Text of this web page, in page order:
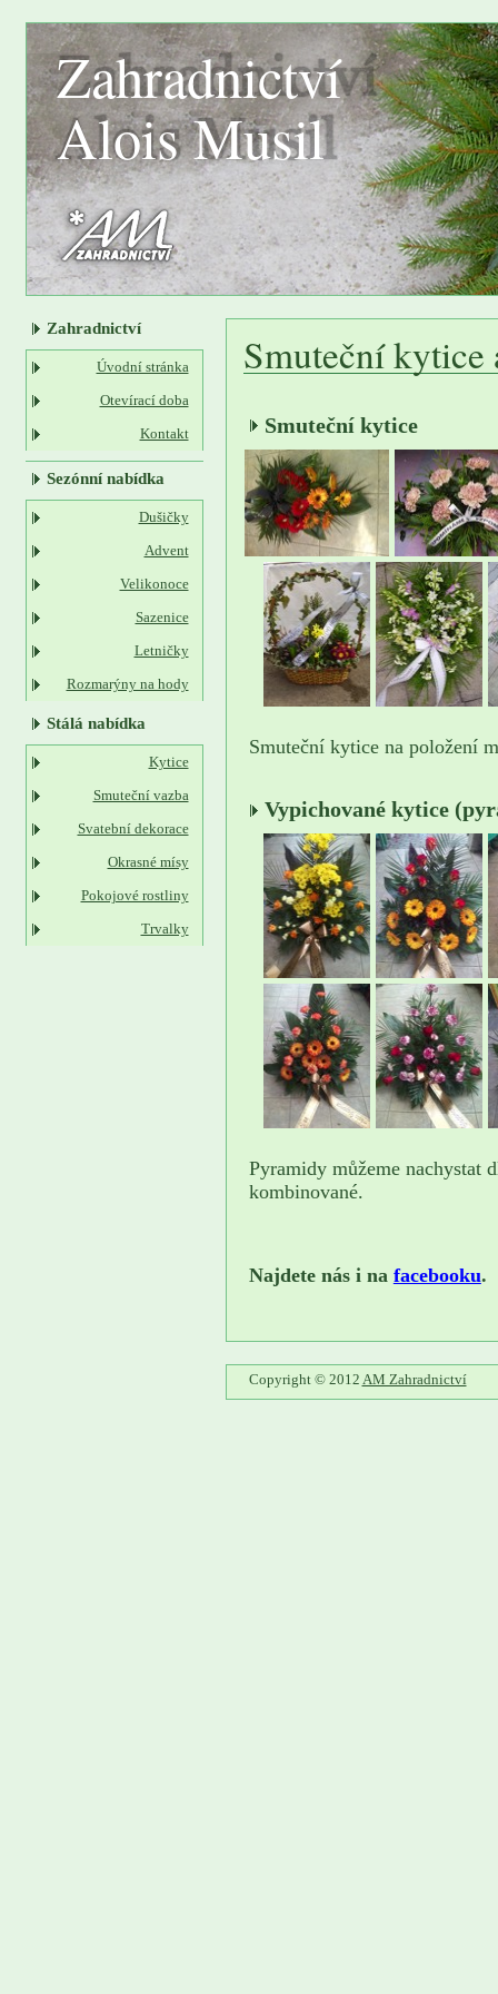
Zahradnictví
Alois Musil
Zahradnictví
Úvodní stránka
Otevírací doba
Kontakt
Sezónní nabídka
Dušičky
Advent
Velikonoce
Sazenice
Letničky
Rozmarýny na hody
Stálá nabídka
Kytice
Smuteční vazba
Svatební dekorace
Okrasné mísy
Pokojové rostliny
Trvalky
Smuteční kytice
Smuteční kytice
Smuteční kytice na položení
Vypichované kytice
Pyramidy můžeme nachystat
kombinované.
Najdete nás i na facebooku.
Copyright © 2012 AM Zahradnictví